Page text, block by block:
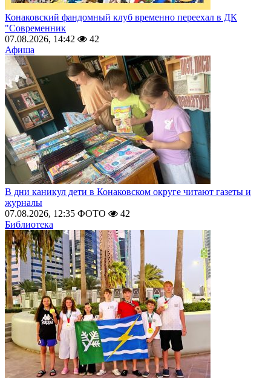
Конаковский фандомный клуб временно переехал в ДК
"Современник
07.08.2026, 14:42
42
Афиша
В дни каникул дети в Конаковском округе читают газеты и
журналы
07.08.2026, 12:35 ФОТО
42
Библиотека